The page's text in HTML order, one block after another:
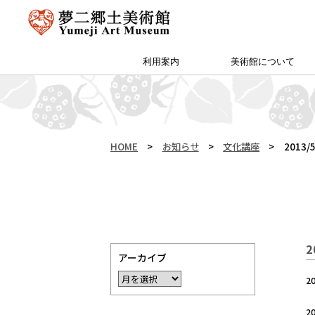
利用案内
夢二郷土美術館 本館
夢二生家記念館・少年山荘
アクセス・特別プラン
カフェ＆ショップ
予約方法・団体申込
サイトマップ
美術館について
館長挨拶
所蔵作品
友の会「ゆめびぃ」
お知らせ
（公財）両備文化振興財団
范曽美術館について
HOME > お知らせ > 文化講座 > 2013/
アーカイブ